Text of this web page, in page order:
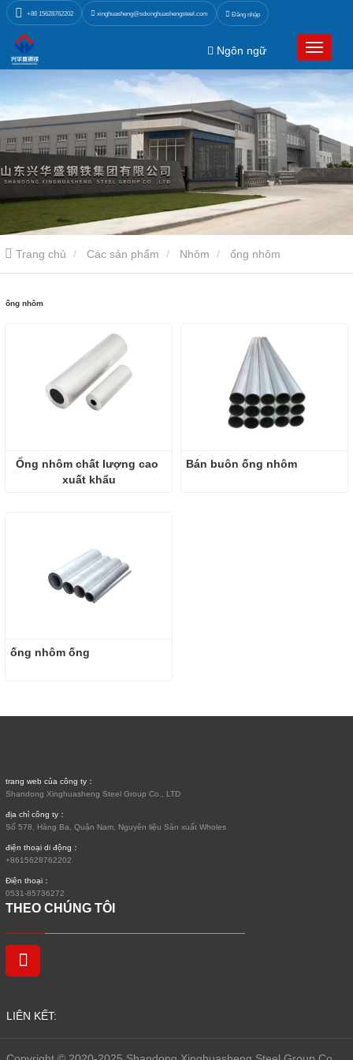
+86 15628762202 xinghuasheng@sdxinghuashengsteel.com Đăng nhập
Ngôn ngữ
Trang chủ Các sản phẩm Nhôm ống nhôm
ống nhôm
Ống nhôm chất lượng cao
xuất khẩu
Bán buôn ống nhôm
ống nhôm ống
trang web của công ty：
Shandong Xinghuasheng Steel Group Co., LTD
địa chỉ công ty：
Số 578, Hàng Ba, Quận Nam, Nguyên liệu Sản xuất Wholes
điện thoại di động：
+8615628762202
Điện thoại：
0531-85736272
THEO CHÚNG TÔI
LIÊN KẾT: